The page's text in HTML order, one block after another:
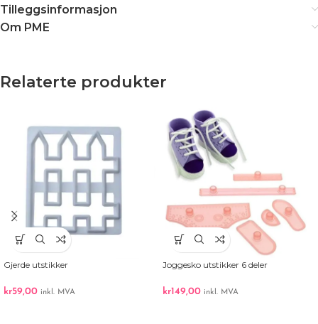
Tilleggsinformasjon
Om PME
Relaterte produkter
Gjerde utstikker
kr59,00 inkl. MVA
Joggesko utstikker 6 deler
kr149,00 inkl. MVA